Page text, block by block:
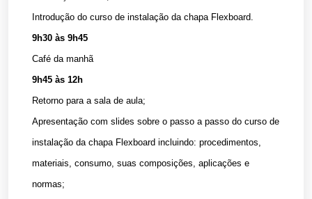
Introdução do curso de instalação da chapa Flexboard.
9h30 às 9h45
Café da manhã
9h45 às 12h
Retorno para a sala de aula;
Apresentação com slides sobre o passo a passo do curso de
instalação da chapa Flexboard incluindo: procedimentos,
materiais, consumo, suas composições, aplicações e
normas;